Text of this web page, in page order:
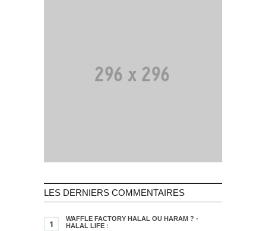
LES DERNIERS COMMENTAIRES
1
WAFFLE FACTORY HALAL OU HARAM ? -
HALAL LIFE :